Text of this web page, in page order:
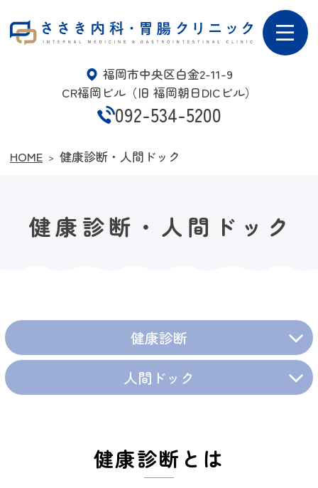
ささき内科・胃腸クリニック
福岡市中央区白金2-11-9
CR福岡ビル（旧 福岡朝日DICビル）
092-534-5200
HOME 健康診断・人間ドック
健康診断・人間ドック
健康診断
人間ドック
健康診断とは